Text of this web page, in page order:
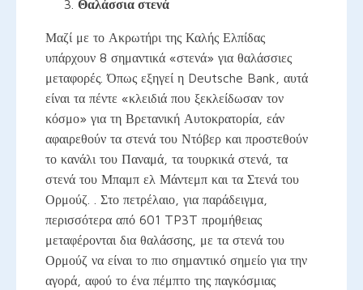
Θαλάσσια στενά
Μαζί με το Ακρωτήρι της Καλής Ελπίδας
υπάρχουν 8 σημαντικά «στενά» για θαλάσσιες
μεταφορές. Όπως εξηγεί η Deutsche Bank, αυτά
είναι τα πέντε «κλειδιά που ξεκλείδωσαν τον
κόσμο» για τη Βρετανική Αυτοκρατορία, εάν
αφαιρεθούν τα στενά του Ντόβερ και προστεθούν
το κανάλι του Παναμά, τα τουρκικά στενά, τα
στενά του Μπαμπ ελ Μάντεμπ και τα Στενά του
Ορμούζ. . Στο πετρέλαιο, για παράδειγμα,
περισσότερα από 601 TP3T προμήθειας
μεταφέρονται δια θαλάσσης, με τα στενά του
Ορμούζ να είναι το πιο σημαντικό σημείο για την
αγορά, αφού το ένα πέμπτο της παγκόσμιας